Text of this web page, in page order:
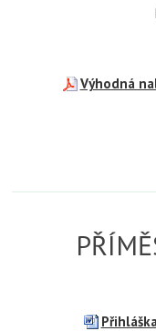
Výhodná